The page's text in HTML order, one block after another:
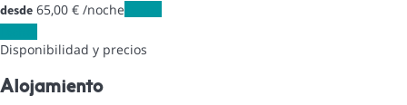
desde 65,00 € /noche
Disponibilidad y precios
Alojamiento